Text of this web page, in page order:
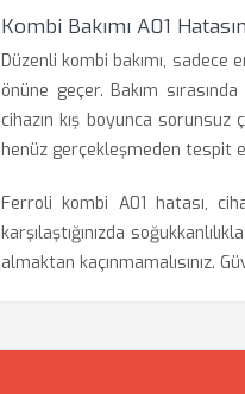
Kombi Bakımı A01
Düzenli kombi bakımı,
önüne geçer. Bakım
cihazın kış boyunca sorunsuz
henüz gerçekleşmeden tespit
Ferroli kombi A01 hatası,
karşılaştığınızda
almaktan kaçınmamalısınız.